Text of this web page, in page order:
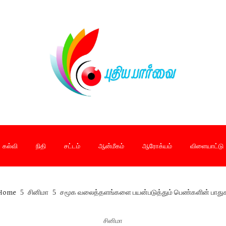
கல்வி நிதி சட்டம் ஆன்மீகம் ஆரோக்யம் விளையாட்டு
சினிமா சமூக வலைத்தளங்களை பயன்படுத்தும் பெண்களின்
சினிமா